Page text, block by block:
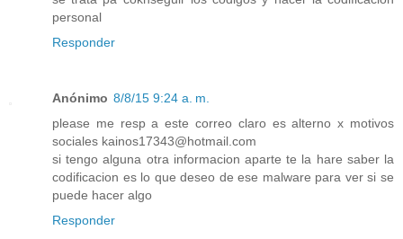
personal
Responder
Anónimo 8/8/15 9:24 a. m.
please me resp a este correo claro es alterno x motivos
sociales kainos17343@hotmail.com
si tengo alguna otra informacion aparte te la hare saber la
codificacion es lo que deseo de ese malware para ver si se
puede hacer algo
Responder